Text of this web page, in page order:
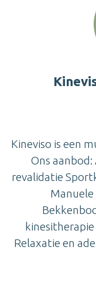
Kineviso is een
Ons
revalidatie
Relaxatie en